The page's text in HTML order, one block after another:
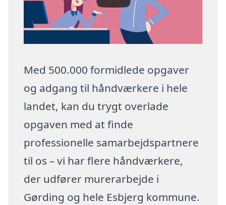
Med 500.000 formidlede opgaver
og adgang til håndværkere i hele
landet, kan du trygt overlade
opgaven med at finde
professionelle samarbejdspartnere
til os – vi har flere håndværkere,
der udfører murerarbejde i
Gørding og hele Esbjerg kommune.